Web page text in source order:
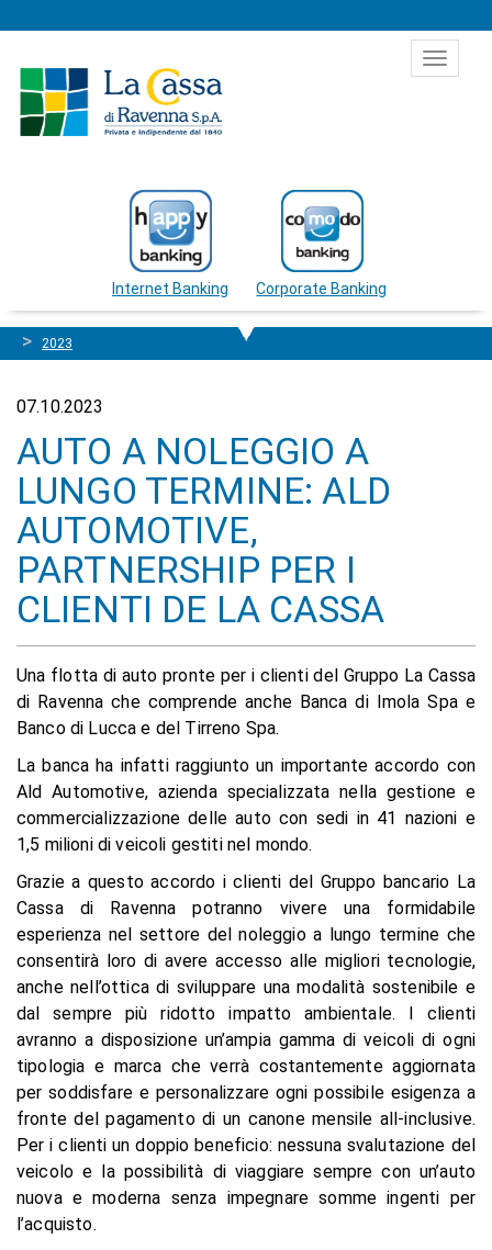
Toggle
Internet Banking Corporate Banking
2023
07.10.2023
AUTO A NOLEGGIO A
LUNGO TERMINE: ALD
AUTOMOTIVE,
PARTNERSHIP PER I
CLIENTI DE LA CASSA
Una flotta di auto pronte per i clienti del Gruppo La Cassa
di Ravenna che comprende anche Banca di Imola Spa e
Banco di Lucca e del Tirreno Spa.
La banca ha infatti raggiunto un importante accordo con
Ald Automotive, azienda specializzata nella gestione e
commercializzazione delle auto con sedi in 41 nazioni e
1,5 milioni di veicoli gestiti nel mondo.
Grazie a questo accordo i clienti del Gruppo bancario La
Cassa di Ravenna potranno vivere una formidabile
esperienza nel settore del noleggio a lungo termine che
consentirà loro di avere accesso alle migliori tecnologie,
anche nell’ottica di sviluppare una modalità sostenibile e
dal sempre più ridotto impatto ambientale. I clienti
avranno a disposizione un’ampia gamma di veicoli di ogni
tipologia e marca che verrà costantemente aggiornata
per soddisfare e personalizzare ogni possibile esigenza a
fronte del pagamento di un canone mensile all-inclusive.
Per i clienti un doppio beneficio: nessuna svalutazione del
veicolo e la possibilità di viaggiare sempre con un’auto
nuova e moderna senza impegnare somme ingenti per
l’acquisto.